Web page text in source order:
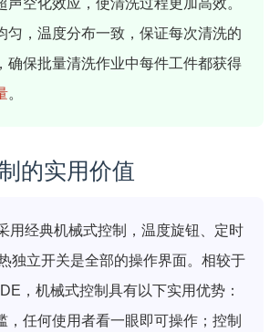
声空化效应，使清洗过程更加高效。
匀，温度分布一致，保证每次清洗的
确保批量清洗作业中每件工件都获得
。
的实用价值
用经典机械式控制，温度旋钮、定时
独立开关是全部的操作界面。相较于
，机械式控制具有以下实用优势：
，任何使用者看一眼即可操作；控制